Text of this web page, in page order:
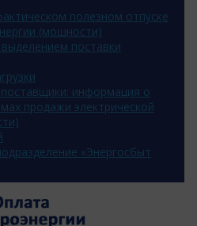
полезном отпуске
(мощности)
поставки
информация о
продажи электрической
«Энергосбыт